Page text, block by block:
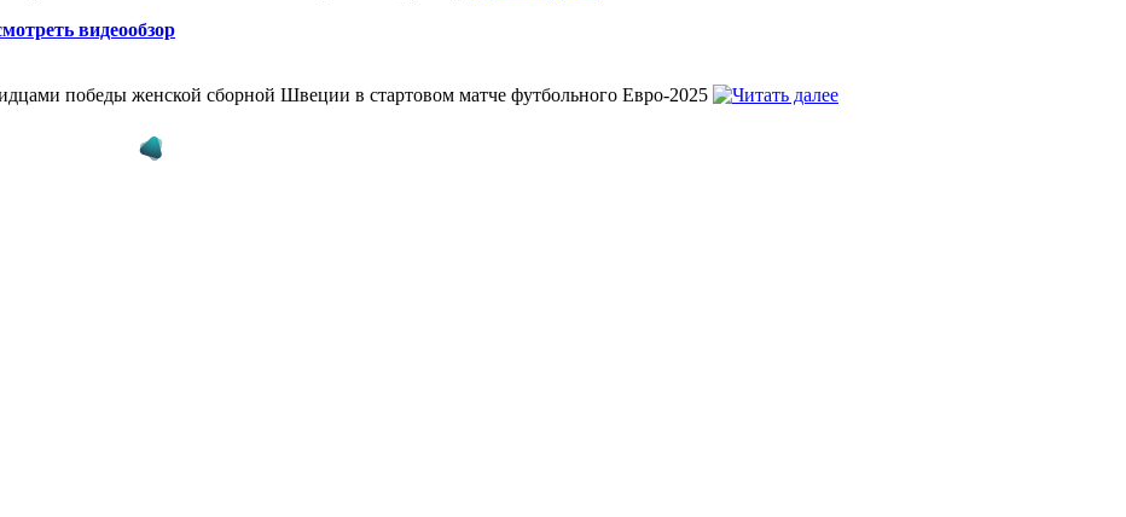
видеообзор
победы женской сборной Швеции в стартовом матче футбольного Евро-2025